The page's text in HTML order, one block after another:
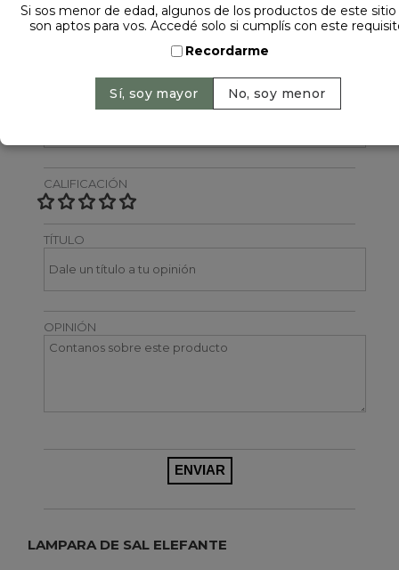
NOMBRE
CALIFICACIÓN
TÍTULO
OPINIÓN
LAMPARA DE SAL ELEFANTE
Si sos menor de edad, algunos de los productos de este
son aptos para vos. Accedé solo si cumplís con este
Recordarme